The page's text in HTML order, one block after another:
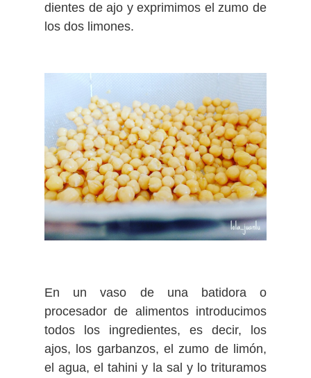
dientes de ajo y exprimimos el zumo de
los dos limones.
En un vaso de una batidora o
procesador de alimentos introducimos
todos los ingredientes, es decir, los
ajos, los garbanzos, el zumo de limón,
el agua, el tahini y la sal y lo trituramos